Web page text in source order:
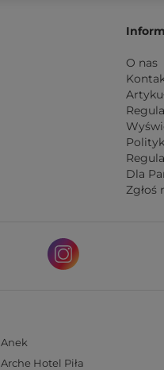
O nas
Dla
Zgłoś
Anek
Arche Hotel Piła